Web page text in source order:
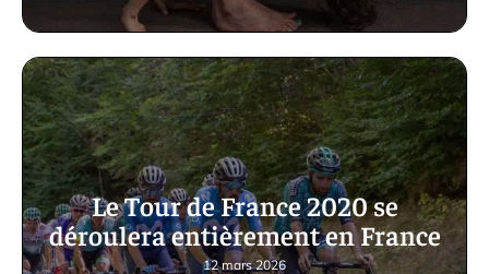
Le Tour de France 2020 se
déroulera entièrement en France
12 mars 2026